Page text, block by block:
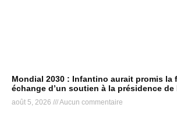
Mondial 2030 : Infantino aurait promis la
échange d’un soutien à la présidence de
août 5, 2026 Aucun commentaire